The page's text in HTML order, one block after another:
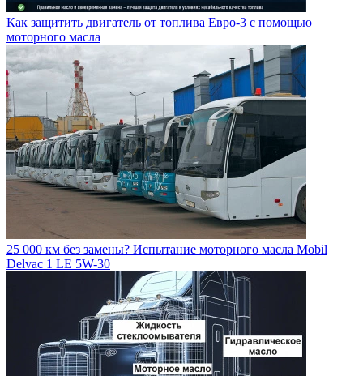
Как защитить двигатель от топлива Евро-3 с помощью
моторного масла
25 000 км без замены? Испытание моторного масла Mobil
Delvac 1 LE 5W-30